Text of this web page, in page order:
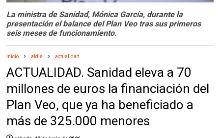
La ministra de Sanidad, Mónica García, durante la
presentación el balance del Plan Veo tras sus primeros
seis meses de funcionamiento.
Inicio aldia actualidad
ACTUALIDAD. Sanidad eleva a 70
millones de euros la financiación del
Plan Veo, que ya ha beneficiado a
más de 325.000 menores